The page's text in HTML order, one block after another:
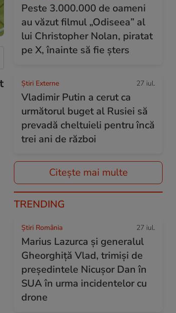
Peste 3.000.000 de oameni
au văzut filmul „Odiseea” al
lui Christopher Nolan, piratat
pe X, înainte să fie șters
Știri Externe 27 iul.
Vladimir Putin a cerut ca
următorul buget al Rusiei să
prevadă cheltuieli pentru încă
trei ani de război
Citește mai multe
TRENDING
Știri România 27 iul.
Marius Lazurca și generalul
Gheorghiță Vlad, trimiși de
președintele Nicușor Dan în
SUA în urma incidentelor cu
drone